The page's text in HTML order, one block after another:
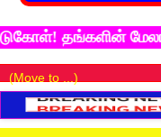
மேலான